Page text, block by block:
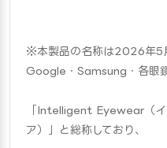
※本製品の名称は2026年5
Google・Samsung・各眼
「Intelligent Eyewear（イ
ア）」と総称しており、